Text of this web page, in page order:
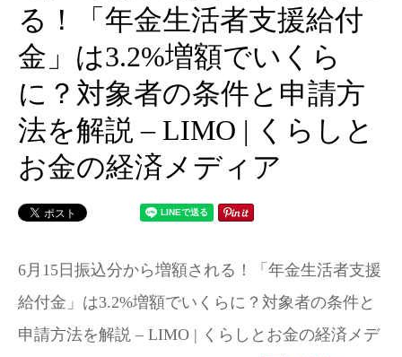
る！「年金生活者支援給付
金」は3.2%増額でいくら
に？対象者の条件と申請方
法を解説 – LIMO | くらしと
お金の経済メディア
6月15日振込分から増額される！「年金生活者支援
給付金」は3.2%増額でいくらに？対象者の条件と
申請方法を解説 – LIMO | くらしとお金の経済メデ